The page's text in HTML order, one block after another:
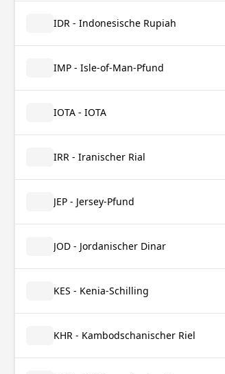
IDR - Indonesische Rupiah
IMP - Isle-of-Man-Pfund
IOTA - IOTA
IRR - Iranischer Rial
JEP - Jersey-Pfund
JOD - Jordanischer Dinar
KES - Kenia-Schilling
KHR - Kambodschanischer Riel